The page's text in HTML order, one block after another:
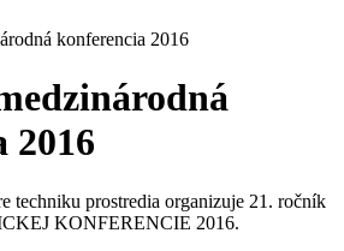
konferencia 2016
2016
techniku prostredia organizuje 21. ročník
KONFERENCIE 2016.